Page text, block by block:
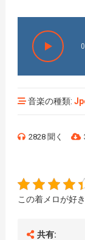
音楽の種類:
2828 聞く
この着メロが好
共有: